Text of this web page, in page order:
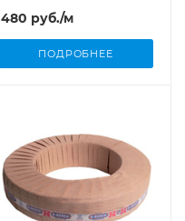
бухта 100 м
480 руб./м
ПОДРОБНЕЕ